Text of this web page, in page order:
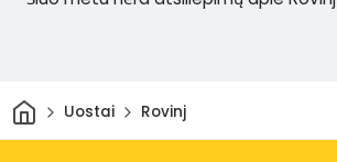
Pradžia
Uostai Rovinj